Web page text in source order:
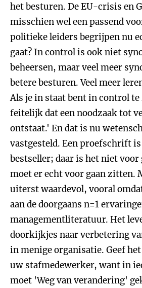
het besturen. De EU-crisis en
misschien wel een passend
politieke leiders begrijpen nu
gaat? In control is ook niet
beheersen, maar veel meer
betere besturen. Veel meer
Als je in staat bent in control
feitelijk dat een noodzaak tot
ontstaat.' En dat is nu
vastgesteld. Een proefschrift is
bestseller; daar is het niet voor
moet er echt voor gaan zitten.
uiterst waardevol, vooral
aan de doorgaans n=1
managementliteratuur. Het
doorkijkjes naar verbetering
in menige organisatie. Geef
uw stafmedewerker, want in
moet 'Weg van verandering'